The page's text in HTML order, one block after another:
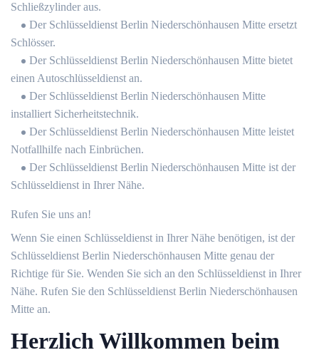
Schließzylinder aus.
Der Schlüsseldienst Berlin Niederschönhausen Mitte ersetzt
Schlösser.
Der Schlüsseldienst Berlin Niederschönhausen Mitte bietet
einen Autoschlüsseldienst an.
Der Schlüsseldienst Berlin Niederschönhausen Mitte
installiert Sicherheitstechnik.
Der Schlüsseldienst Berlin Niederschönhausen Mitte leistet
Notfallhilfe nach Einbrüchen.
Der Schlüsseldienst Berlin Niederschönhausen Mitte ist der
Schlüsseldienst in Ihrer Nähe.
Rufen Sie uns an!
Wenn Sie einen Schlüsseldienst in Ihrer Nähe benötigen, ist der
Schlüsseldienst Berlin Niederschönhausen Mitte genau der
Richtige für Sie. Wenden Sie sich an den Schlüsseldienst in Ihrer
Nähe. Rufen Sie den Schlüsseldienst Berlin Niederschönhausen
Mitte an.
Herzlich Willkommen beim